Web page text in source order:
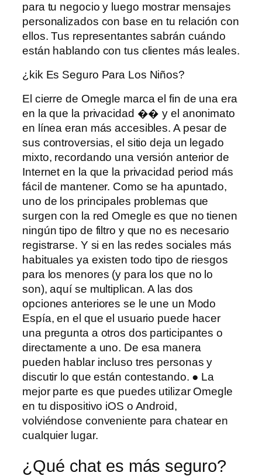
para tu negocio y luego mostrar mensajes
personalizados con base ​​en tu relación con
ellos. Tus representantes sabrán cuándo
están hablando con tus clientes más leales.
¿kik Es Seguro Para Los Niños?
El cierre de Omegle marca el fin de una era
en la que la privacidad �� y el anonimato
en línea eran más accesibles. A pesar de
sus controversias, el sitio deja un legado
mixto, recordando una versión anterior de
Internet en la que la privacidad period más
fácil de mantener. Como se ha apuntado,
uno de los principales problemas que
surgen con la red Omegle es que no tienen
ningún tipo de filtro y que no es necesario
registrarse. Y si en las redes sociales más
habituales ya existen todo tipo de riesgos
para los menores (y para los que no lo
son), aquí se multiplican. A las dos
opciones anteriores se le une un Modo
Espía, en el que el usuario puede hacer
una pregunta a otros dos participantes o
directamente a uno. De esa manera
pueden hablar incluso tres personas y
discutir lo que están contestando. ● La
mejor parte es que puedes utilizar Omegle
en tu dispositivo iOS o Android,
volviéndose conveniente para chatear en
cualquier lugar.
¿Qué chat es más seguro?